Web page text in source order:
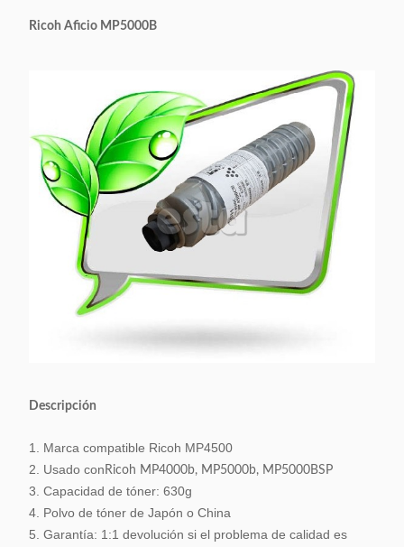
Ricoh Aficio MP5000B
Descripción
1. Marca compatible Ricoh MP4500
2. Usado con Ricoh MP4000b, MP5000b, MP5000BSP
3. Capacidad de tóner: 630g
4. Polvo de tóner de Japón o China
5. Garantía: 1:1 devolución si el problema de calidad es